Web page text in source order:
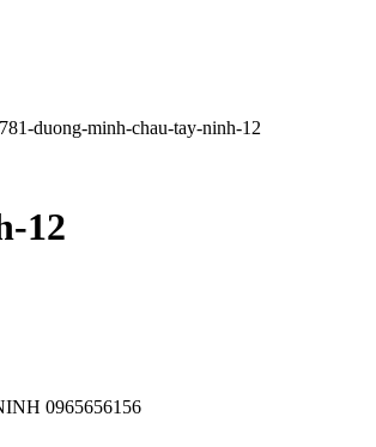
duong-minh-chau-tay-ninh-12
12
0965656156